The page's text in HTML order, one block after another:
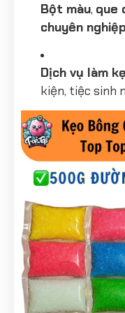
Bột màu, que
chuyên nghiệp
Dịch vụ làm
kiện, tiệc sinh